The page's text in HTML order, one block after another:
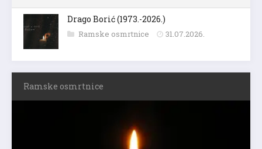
Drago Borić (1973.-2026.)
Ramske osmrtnice 31.07.2026.
Ramske osmrtnice